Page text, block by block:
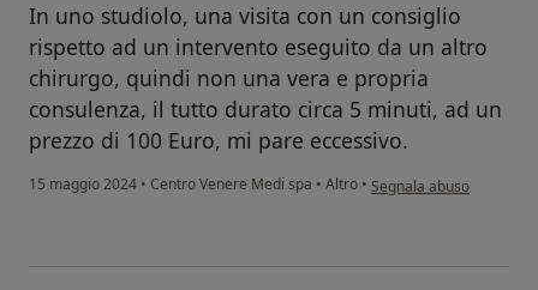
In uno studiolo, una visita con un consiglio
rispetto ad un intervento eseguito da un altro
chirurgo, quindi non una vera e propria
consulenza, il tutto durato circa 5 minuti, ad un
prezzo di 100 Euro, mi pare eccessivo.
15 maggio 2024 • Centro Venere Medi spa • Altro • secondo l'opinione
Segnala abuso